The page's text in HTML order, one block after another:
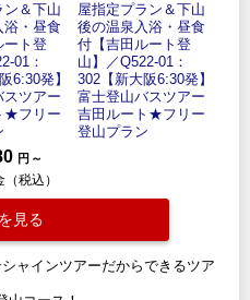
円 ～
税込）
見る
ャインツアーだからできるツア